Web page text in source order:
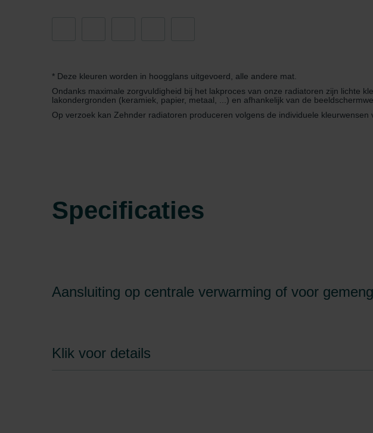
* Deze kleuren worden in hoogglans uitgevoerd, alle andere mat.
Ondanks maximale zorgvuldigheid bij het lakproces van onze radiatoren zijn lichte
lakondergronden (keramiek, papier, metaal, ...) en afhankelijk van de
Op verzoek kan Zehnder radiatoren produceren volgens de individuele kleurwensen
Specificaties
Aansluiting op centrale verwarming of voor
Klik voor details